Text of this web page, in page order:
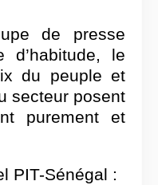
de presse
d’habitude, le
du peuple et
secteur posent
purement et
PIT-Sénégal :